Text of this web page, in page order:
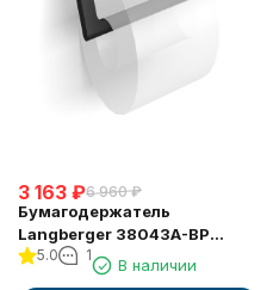
3 163 ₽6 960 ₽
Бумагодержатель
Langberger 38043A-BP
туалетной бумаги без
крышки квадратный черный
5.0 1
В наличии